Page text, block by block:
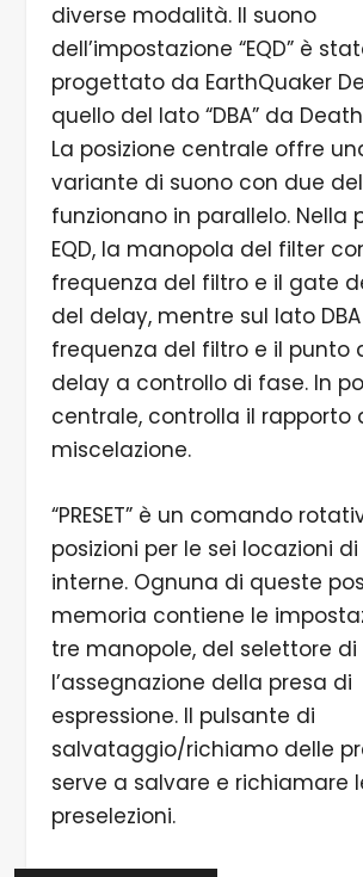
diverse modalità. Il suono
dell’impostazione “EQD” è
progettato da EarthQuaker
quello del lato “DBA” da
La posizione centrale offre
variante di suono con due
funzionano in parallelo. Nella
EQD, la manopola del filter
frequenza del filtro e il gate
del delay, mentre sul lato
frequenza del filtro e il punto
delay a controllo di fase. In
centrale, controlla il rapporto
miscelazione.
“PRESET” è un comando
posizioni per le sei locazioni
interne. Ognuna di queste
memoria contiene le
tre manopole, del selettore
l’assegnazione della presa di
espressione. Il pulsante di
salvataggio/richiamo delle
serve a salvare e richiamare
preselezioni.